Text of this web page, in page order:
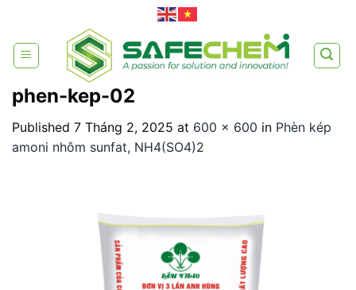
content
phen-kep-02
Published 7 Tháng 2, 2025 at 600 × 600 in Phèn kép
amoni nhôm sunfat, NH4(SO4)2